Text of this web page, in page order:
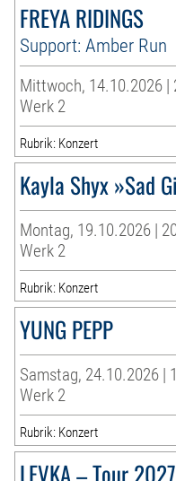
FREYA RIDINGS
Support: Amber Run
Mittwoch, 14.10.2026 |
Werk 2
Rubrik: Konzert
Kayla Shyx »Sad
Montag, 19.10.2026 |
Werk 2
Rubrik: Konzert
YUNG PEPP
Samstag, 24.10.2026 |
Werk 2
Rubrik: Konzert
LEVKA – Tour 2027